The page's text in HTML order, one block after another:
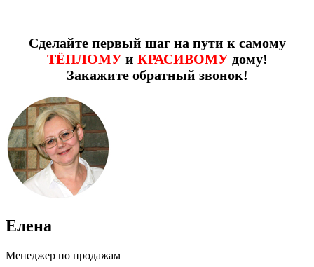
Сделайте первый шаг на пути к самому
ТЁПЛОМУи КРАСИВОМУдому!
Закажите обратный звонок!
Елена
Менеджер по продажам